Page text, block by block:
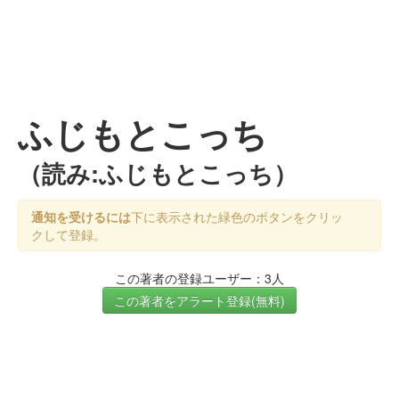
ふじもとこっち
（読み:ふじもとこっち）
通知を受けるには下に表示された緑色のボタンをクリッ
クして登録。
この著者の登録ユーザー：3人
この著者をアラート登録(無料)